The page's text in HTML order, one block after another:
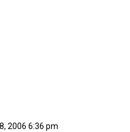
2006 6:36 pm